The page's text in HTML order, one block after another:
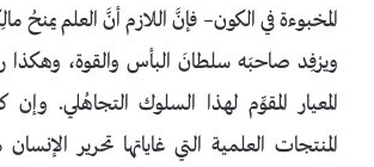
المخبوءة في الكون– فإنَّ اللازم أنَّ العلم يمنحُ
ويرْفِد صاحبَه سلطانَ البأس والقوة، وهكذا
المعيار المقوِّم لهذا السلوك التجاهُلي.
المنتجات العلمية التي غاياتها تحرير